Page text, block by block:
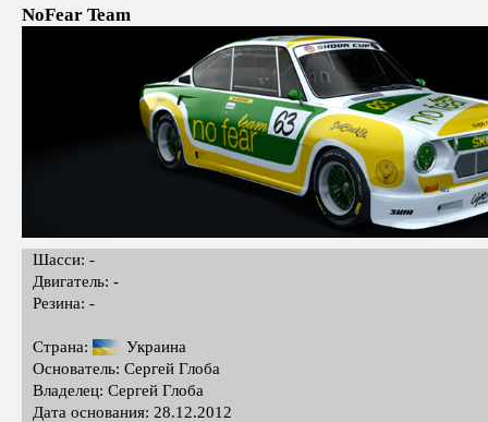
NoFear Team
Шасси: -
Двигатель: -
Резина: -
Страна:
Украина
Основатель: Сергей Глоба
Владелец: Сергей Глоба
Дата основания: 28.12.2012